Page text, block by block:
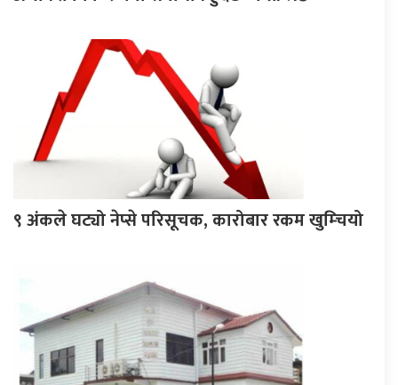
९ अंकले घट्यो नेप्से परिसूचक, कारोबार रकम खुम्चियो